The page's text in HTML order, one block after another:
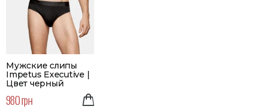
Мужские слипы
Impetus Executive |
Цвет черный
980 грн